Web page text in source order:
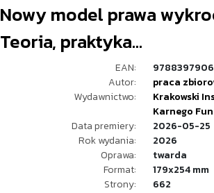
Nowy model prawa
Teoria, praktyka...
EAN:
Autor:
praca
Wydawnictwo:
Krakowski
Karnego
Data premiery:
2026-05-25
Rok wydania:
2026
Oprawa:
twarda
Format:
179x254 mm
Strony:
662